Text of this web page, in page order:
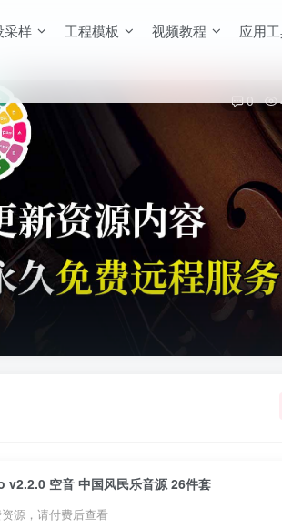
采样 工程模板 视频教程 应用
0
空音 中国风民乐音源 26件套
源，请付费后查看